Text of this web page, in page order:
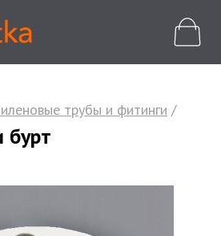
трубы и фитинги /
бурт